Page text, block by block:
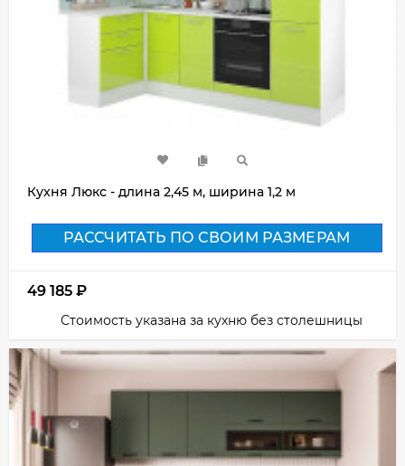
Кухня Люкс - длина 2,45 м, ширина 1,2 м
РАССЧИТАТЬ ПО СВОИМ РАЗМЕРАМ
49 185 ₽
Стоимость указана за кухню без столешницы